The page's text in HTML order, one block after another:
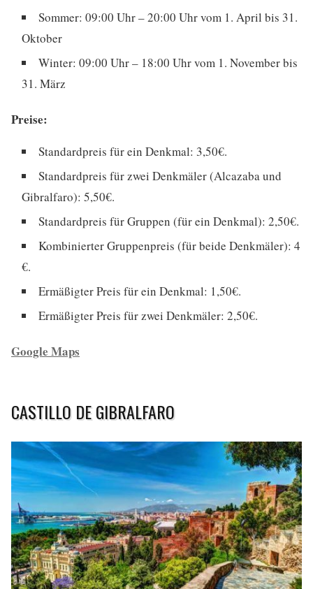
Sommer: 09:00 Uhr – 20:00 Uhr vom 1. April bis 31.
Oktober
Winter: 09:00 Uhr – 18:00 Uhr vom 1. November bis
31. März
Preise:
Standardpreis für ein Denkmal: 3,50€.
Standardpreis für zwei Denkmäler (Alcazaba und
Gibralfaro): 5,50€.
Standardpreis für Gruppen (für ein Denkmal): 2,50€.
Kombinierter Gruppenpreis (für beide Denkmäler): 4
€.
Ermäßigter Preis für ein Denkmal: 1,50€.
Ermäßigter Preis für zwei Denkmäler: 2,50€.
Google Maps
CASTILLO DE GIBRALFARO